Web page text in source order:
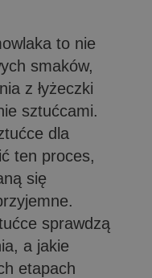
to nie
smaków,
z łyżeczki
sztućcami.
dla
ten proces,
się
sprawdzą
a jakie
etapach